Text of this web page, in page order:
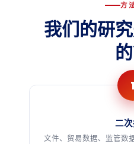
方
我们的研
的
二
文件、贸易数据、监管数